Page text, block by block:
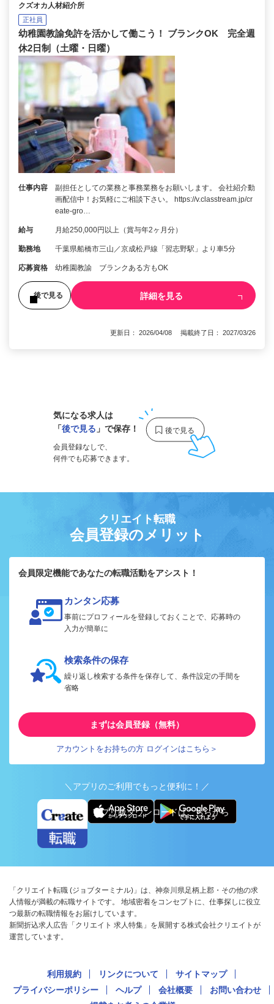
クズオカ人材紹介所
正社員
幼稚園教諭免許を活かして働こう！ ブランクOK 完全週
休2日制（土曜・日曜）
仕事内容
副担任としての業務と事務業務をお願いします。 会社紹介動
画配信中！お気軽にご相談下さい。 https://v.classtream.jp/cr
eate-gro…
給与 月給250,000円以上（賞与年2ヶ月分）
勤務地 千葉県船橋市三山／京成松戸線「習志野駅」より車5分
応募資格 幼稚園教諭 ブランクある方もOK
後で見る 詳細を見る
更新日： 2026/04/08 掲載終了日： 2027/03/26
気になる求人は
「後で見る 」で保存！
会員登録なしで、
何件でも応募できます。
クリエイト転職
会員登録のメリット
会員限定機能であなたの転職活動をアシスト！
カンタン応募
事前にプロフィールを登録しておくことで、応募時の
入力が簡単に
検索条件の保存
繰り返し検索する条件を保存して、条件設定の手間を
省略
まずは会員登録（無料）
アカウントをお持ちの方 ログインはこちら＞
＼アプリのご利用でもっと便利に！／
アプリ版ダウンロードはこちらから
「クリエイト転職 (ジョブターミナル)」は、神奈川県足柄上郡・その他の求
人情報が満載の転職サイトです。 地域密着をコンセプトに、仕事探しに役立
つ最新の転職情報をお届けしています。
新聞折込求人広告「クリエイト 求人特集」を展開する株式会社クリエイトが
運営しています。
利用規約 リンクについて
サイトマップ
プライバシーポリシー
ヘルプ 会社概要
お問い合わせ